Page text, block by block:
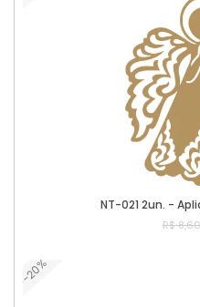
NT-021 2un. -
R$ 8,60
-20%